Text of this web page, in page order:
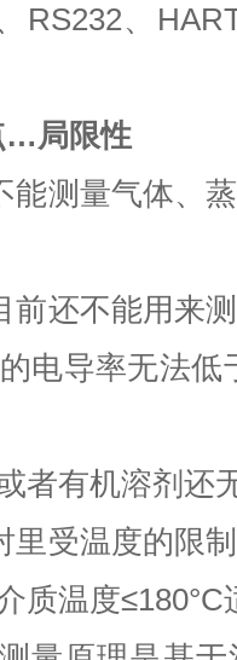
、
…局限性
测量气体、蒸
还不能用来测
电导率无法
有机溶剂还
受温度的限制
质温度≤180°C